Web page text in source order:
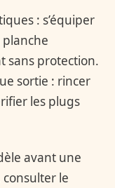
: s’équiper
planche
sans protection.
sortie : rincer
les plugs
avant une
le